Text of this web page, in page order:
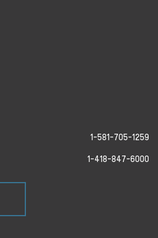
1-581-705-1259
1-418-847-6000